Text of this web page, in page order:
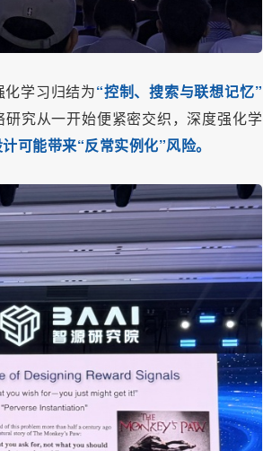
化学习归结为“控制、搜索与联想记忆”
究从一开始便紧密交织，深度强化学
可能带来“反常实例化”风险。